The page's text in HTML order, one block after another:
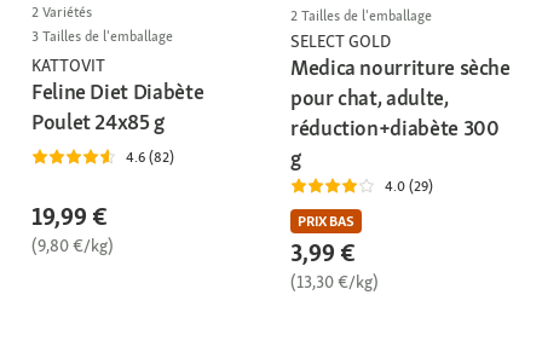
2 Variétés
3 Tailles de l'emballage
KATTOVIT
Feline Diet Diabète
Poulet 24x85 g
4.6 (82)
19,99 €
(9,80 €/kg)
2 Tailles de l'emballage
SELECT GOLD
Medica nourriture sèche
pour chat, adulte,
réduction+diabète 300
g
4.0 (29)
PRIX BAS
3,99 €
(13,30 €/kg)